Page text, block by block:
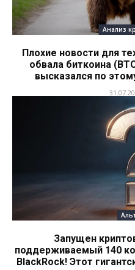
Анализ
Плохие новости для
обвала биткоина
высказался по
Запущен
поддерживаемый 140
BlackRock! Этот